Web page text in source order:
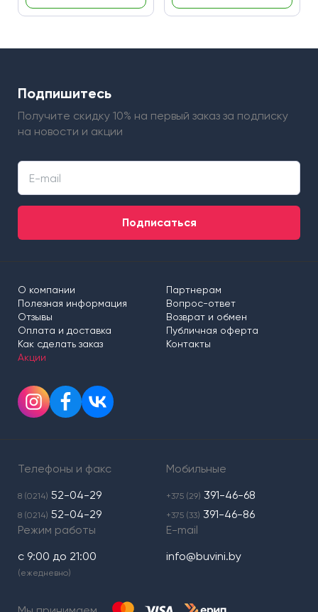
Подпишитесь
Получите скидку 10% на первый заказ за подписку
на новости и акции
Подписаться
О компании
Партнерам
Полезная информация
Вопрос-ответ
Отзывы
Возврат и обмен
Оплата и доставка
Публичная оферта
Как сделать заказ
Контакты
Акции
Телефоны и факс
8 (0214) 52-04-29
8 (0214) 52-04-29
Мобильные
+375 (29) 391-46-68
+375 (33) 391-46-86
Режим работы
с 9:00 до 21:00
(ежедневно)
E-mail
info@buvini.by